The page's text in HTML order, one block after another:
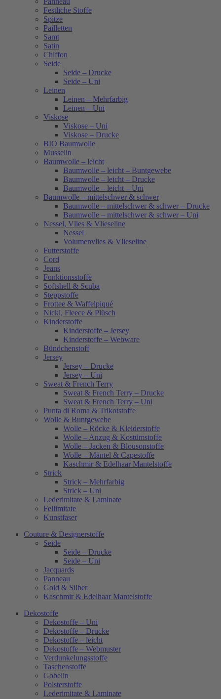
Festliche Stoffe
Spitze
Pailletten
Samt
Satin
Chiffon
Seide
Seide – Drucke
Seide – Uni
Leinen
Leinen – Mehrfarbig
Leinen – Uni
Viskose
Viskose – Uni
Viskose – Drucke
BIO Baumwolle
Musselin
Baumwolle – leicht
Baumwolle – leicht – Buntgewebe
Baumwolle – leicht – Drucke
Baumwolle – leicht – Uni
Baumwolle – mittelschwer & schwer
Baumwolle – mittelschwer & schwer – Drucke
Baumwolle – mittelschwer & schwer – Uni
Nessel, Vlies & Vlieseline
Nessel
Volumenvlies & Vlieseline
Futterstoffe
Cord
Jeans
Funktionsstoffe
Softshell & Scuba
Steppstoffe
Frottee & Waffelpiqué
Nicki, Fleece & Plüsch
Kinderstoffe
Kinderstoffe – Jersey
Kinderstoffe – Webware
Bündchenstoff
Jersey
Jersey – Drucke
Jersey – Uni
Sweat & French Terry
Sweat & French Terry – Drucke
Sweat & French Terry – Uni
Punta di Roma & Trikotstoffe
Wolle & Buntgewebe
Wolle – Röcke & Kleiderstoffe
Wolle – Anzug & Kostümstoffe
Wolle – Jacken & Blousonstoffe
Wolle – Mäntel & Capestoffe
Kaschmir & Edelhaar Mantelstoffe
Strick
Strick – Mehrfarbig
Strick – Uni
Lederimitate & Laminate
Fellimitate
Kunstfaser
Couture & Designerstoffe
Seide
Seide – Drucke
Seide – Uni
Jacquards
Panneau
Gold & Silber
Kaschmir & Edelhaar Mantelstoffe
Dekostoffe
Dekostoffe – Uni
Dekostoffe – Drucke
Dekostoffe – leicht
Dekostoffe – Webmuster
Verdunkelungsstoffe
Taschenstoffe
Gobelin
Polsterstoffe
Lederimitate & Laminate